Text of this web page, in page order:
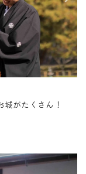
がたくさん！